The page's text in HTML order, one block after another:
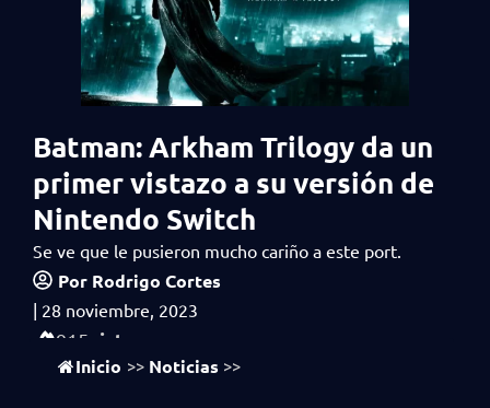
Batman: Arkham Trilogy da un
primer vistazo a su versión de
Nintendo Switch
Se ve que le pusieron mucho cariño a este port.
Por Rodrigo Cortes
| 28 noviembre, 2023
915 vistas
Inicio >> Noticias >>